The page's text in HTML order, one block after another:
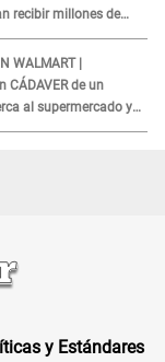
recibir millones de
agosto
WALMART |
CÁDAVER de un
al supermercado y
la autopsia que le
y Estándares